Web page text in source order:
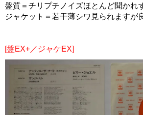
盤質＝チリプチノイズほとんど聞かれ
ジャケット＝若干薄シワ見られますが
[盤EX+／ジャケEX]